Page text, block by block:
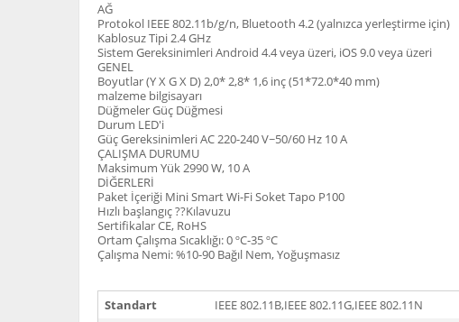
AĞ
Protokol IEEE 802.11b/g/n, Bluetooth 4.2 (yalnızca yerleştirme için)
Kablosuz Tipi 2.4 GHz
Sistem Gereksinimleri Android 4.4 veya üzeri, iOS 9.0 veya üzeri
GENEL
Boyutlar (Y X G X D) 2,0* 2,8* 1,6 inç (51*72.0*40 mm)
malzeme bilgisayarı
Düğmeler Güç Düğmesi
Durum LED'i
Güç Gereksinimleri AC 220-240 V~50/60 Hz 10 A
ÇALIŞMA DURUMU
Maksimum Yük 2990 W, 10 A
DİĞERLERİ
Paket İçeriği Mini Smart Wi-Fi Soket Tapo P100
Hızlı başlangıç ??Kılavuzu
Sertifikalar CE, RoHS
Ortam Çalışma Sıcaklığı: 0 ºC-35 ºC
Çalışma Nemi: %10-90 Bağıl Nem, Yoğuşmasız
Standart
IEEE 802.11B,IEEE 802.11G,IEEE 802.11N